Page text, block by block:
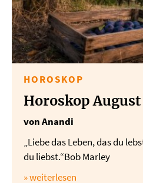
HOROSKOP
Horoskop
von Anandi
„Liebe das Leben, das du
du liebst.“Bob Marley
» weiterlesen